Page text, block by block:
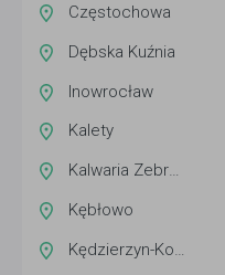
Częstochowa
Dębska Kuźnia
Inowrocław
Kalety
Kalwaria Zebrzydowska
Kębłowo
Kędzierzyn-Koźle